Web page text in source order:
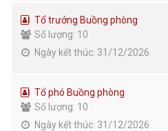
Tổ trưởng Buồng phòng
Số lượng: 10
Ngày kết thúc: 31/12/2026
Tổ phó Buồng phòng
Số lượng: 10
Ngày kết thúc: 31/12/2026